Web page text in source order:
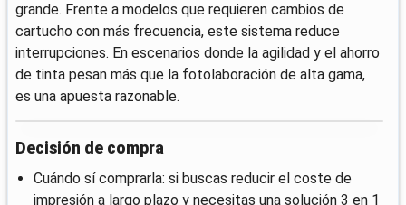
grande. Frente a modelos que requieren cambios de
cartucho con más frecuencia, este sistema reduce
interrupciones. En escenarios donde la agilidad y el ahorro
de tinta pesan más que la fotolaboración de alta gama,
es una apuesta razonable.
Decisión de compra
Cuándo sí comprarla: si buscas reducir el coste de
impresión a largo plazo y necesitas una solución 3 en 1